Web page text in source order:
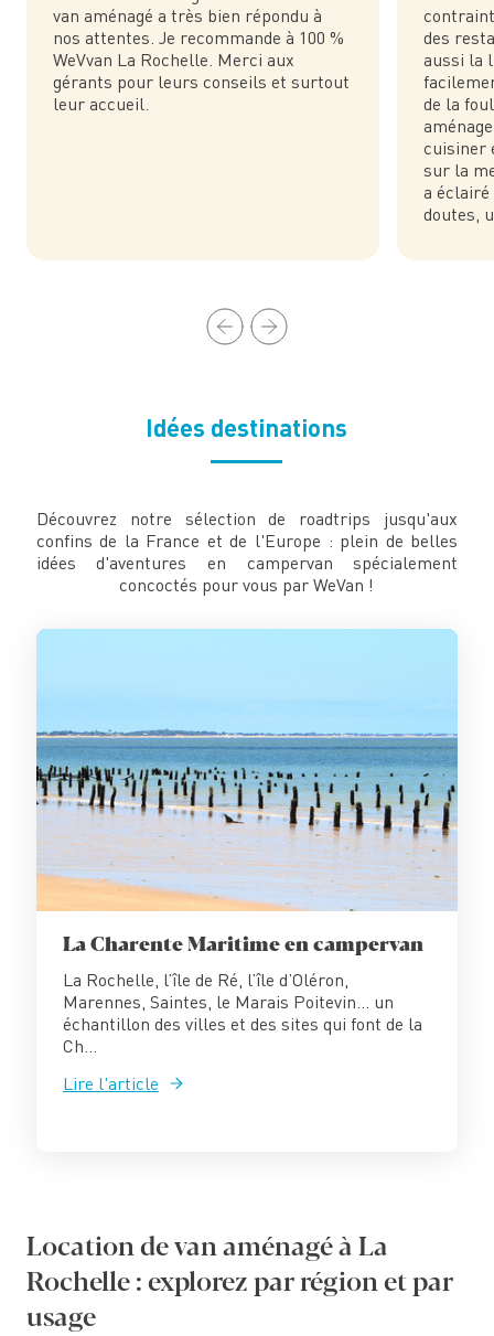
van aménagé a très bien répondu à
nos attentes. Je recommande à 100 %
WeVvan La Rochelle. Merci aux
gérants pour leurs conseils et surtout
leur accueil.
des
aussi la
de la
cuisiner
sur la
a
doutes,
Idées destinations
Découvrez notre sélection de roadtrips jusqu'aux
confins de la France et de l'Europe : plein de belles
idées d'aventures en campervan spécialement
concoctés pour vous par WeVan !
La Charente Maritime en campervan
La Rochelle, l’île de Ré, l’île d’Oléron,
Marennes, Saintes, le Marais Poitevin… un
échantillon des villes et des sites qui font de la
Ch...
Lire l'article
Location de van aménagé à La
Rochelle : explorez par région et par
usage